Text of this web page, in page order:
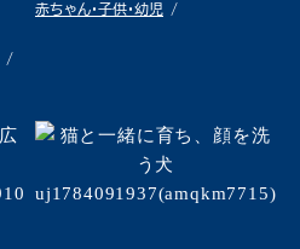
赤ちゃん・子供・幼児